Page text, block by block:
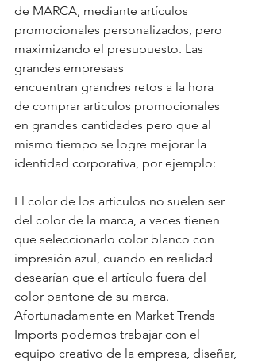
de MARCA, mediante artículos
promocionales personalizados, pero
maximizando el presupuesto. Las
grandes empresass
encuentran grandres retos a la hora
de comprar artículos promocionales
en grandes cantidades pero que al
mismo tiempo se logre mejorar la
identidad corporativa, por ejemplo:
El color de los artículos no suelen ser
del color de la marca, a veces tienen
que seleccionarlo color blanco con
impresión azul, cuando en realidad
desearían que el artículo fuera del
color pantone de su marca.
Afortunadamente en Market Trends
Imports podemos trabajar con el
equipo creativo de la empresa, diseñar,